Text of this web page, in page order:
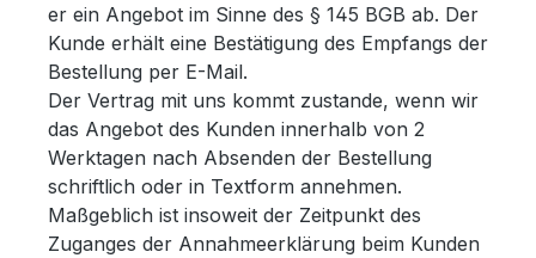
er ein Angebot im Sinne des § 145 BGB ab. Der
Kunde erhält eine Bestätigung des Empfangs der
Bestellung per E-Mail.
Der Vertrag mit uns kommt zustande, wenn wir
das Angebot des Kunden innerhalb von 2
Werktagen nach Absenden der Bestellung
schriftlich oder in Textform annehmen.
Maßgeblich ist insoweit der Zeitpunkt des
Zuganges der Annahmeerklärung beim Kunden